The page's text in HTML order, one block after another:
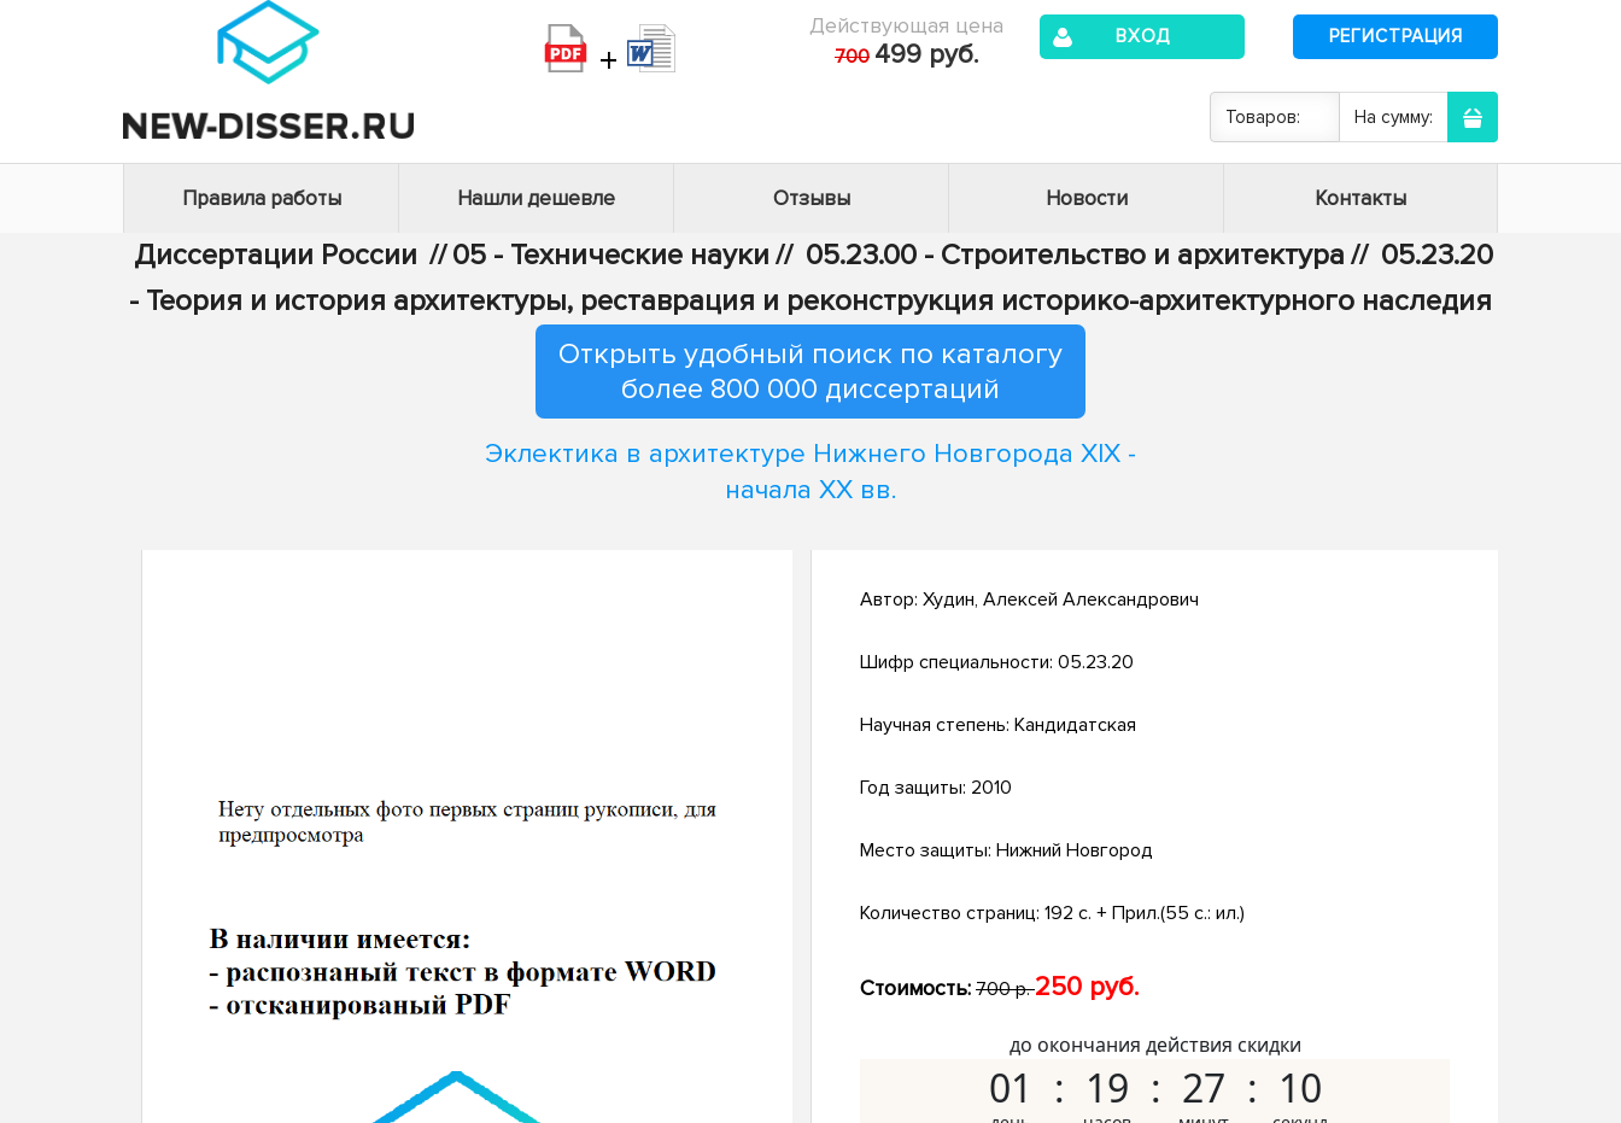
+
Действующая цена
700 499 руб.
ВХОД РЕГИСТРАЦИЯ
Товаров: На сумму:
Правила работы Нашли дешевле Отзывы Новости Контакты
Диссертации России // 05 - Технические науки // 05.23.00 - Строительство и архитектура // 05.23.20
- Теория и история архитектуры, реставрация и реконструкция историко-архитектурного наследия
Открыть удобный поиск по каталогу
более 800 000 диссертаций
Эклектика в архитектуре Нижнего Новгорода XIX -
начала XX вв.
Автор: Худин, Алексей Александрович
Шифр специальности: 05.23.20
Научная степень: Кандидатская
Год защиты: 2010
Место защиты: Нижний Новгород
Количество страниц: 192 с. + Прил.(55 с.: ил.)
Стоимость: 700 р.250 руб.
до окончания действия скидки
01 19 27 09